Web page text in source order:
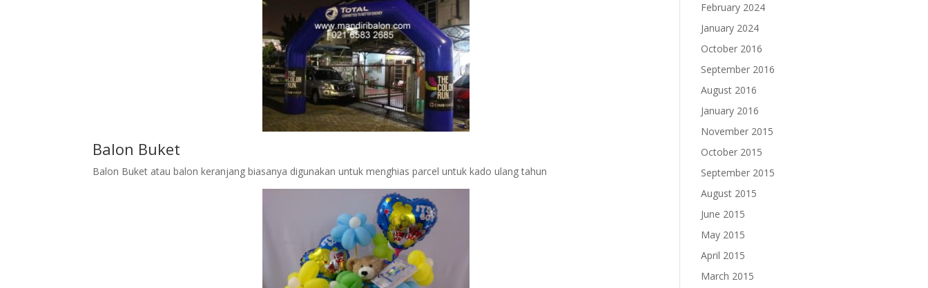
Balon Buket
Balon Buket atau balon keranjang biasanya digunakan untuk menghias parcel untuk kado ulang tahun
February 2024
January 2024
October 2016
September 2016
August 2016
January 2016
November 2015
October 2015
September 2015
August 2015
June 2015
May 2015
April 2015
March 2015